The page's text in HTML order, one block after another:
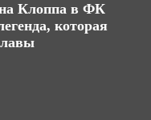
Клоппа в ФК
которая